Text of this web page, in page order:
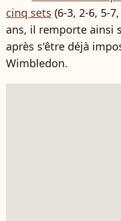
cinq sets (6-3, 2-6, 5-
ans, il remporte ainsi
après s'être déjà
Wimbledon.